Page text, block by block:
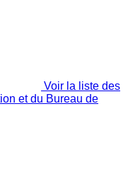
Voir la liste des
et du Bureau de